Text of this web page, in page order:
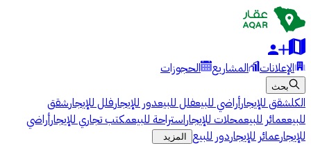
الإعلانات المشاريع الحجوزات
بحث
الكلشقق للإيجارأراضي للبيعفلل للبيعدور للإيجارفلل للإيجارشقق
للبيععمائر للبيعمحلات للإيجاراستراحة للبيعمكتب تجاري للإيجارأراضي
للإيجارعمائر للإيجاردور للبيع المزيد